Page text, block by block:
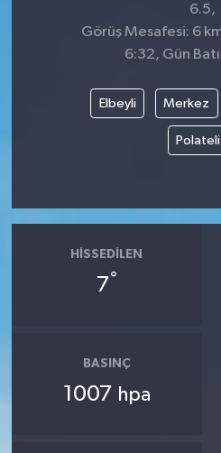
6.5,
Görüş Mesafesi: 6
6:32, Gün
Elbeyli Merkez
Polateli
HISSEDILEN
7°
BASINÇ
1007 hpa